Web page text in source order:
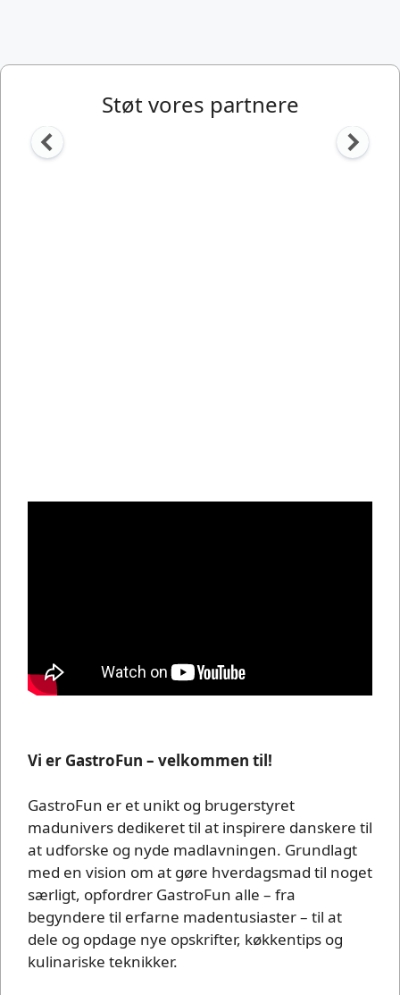
Støt vores partnere
Vi er GastroFun – velkommen til!
GastroFun er et unikt og brugerstyret
madunivers dedikeret til at inspirere danskere til
at udforske og nyde madlavningen. Grundlagt
med en vision om at gøre hverdagsmad til noget
særligt, opfordrer GastroFun alle – fra
begyndere til erfarne madentusiaster – til at
dele og opdage nye opskrifter, køkkentips og
kulinariske teknikker.